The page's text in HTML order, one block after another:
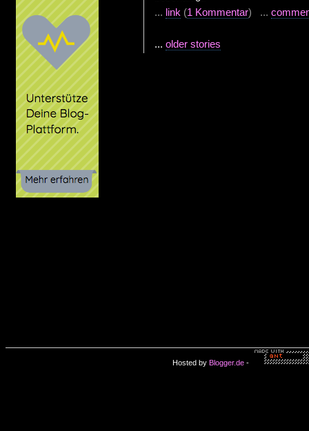
... link (1 Kommentar) ...
... older stories
Hosted by Blogger.de -